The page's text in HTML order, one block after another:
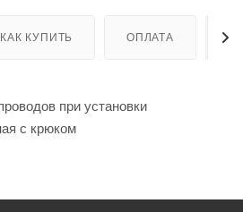
КАК КУПИТЬ ОПЛАТА
при установки
с крюком